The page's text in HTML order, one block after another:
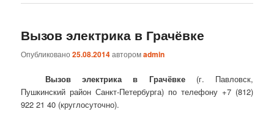
Вызов электрика в Грачёвке
Опубликовано25.08.2014авторомadmin
Вызов электрика в Грачёвке (г. Павловск,
Пушкинский район Санкт-Петербурга) по телефону +7 (812)
922 21 40 (круглосуточно).